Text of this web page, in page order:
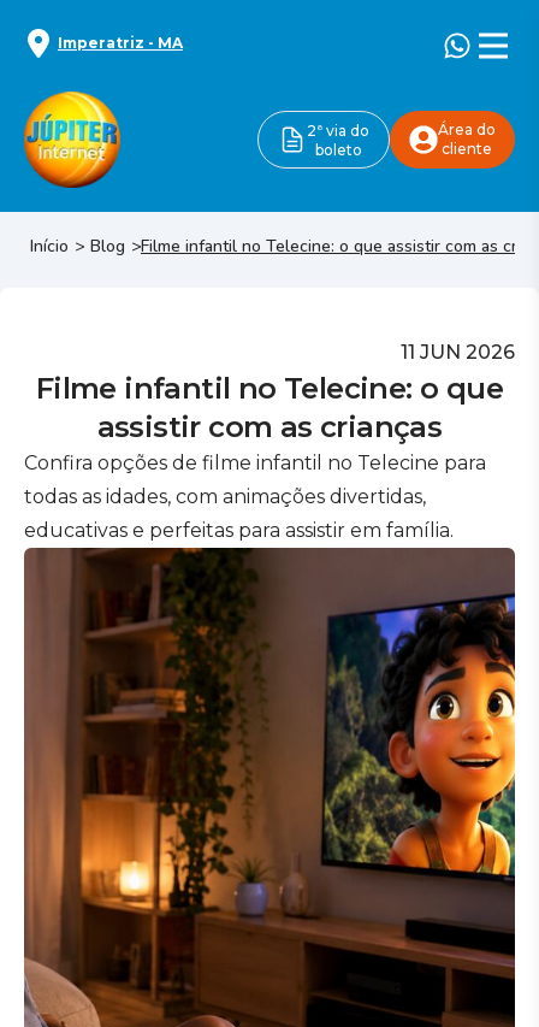
Imperatriz - MA
2ª via do
boleto
Área do
cliente
Início Blog Filme infantil no Telecine: o que assistir com as
11 JUN 2026
Filme infantil no Telecine: o que
assistir com as crianças
Confira opções de filme infantil no Telecine para
todas as idades, com animações divertidas,
educativas e perfeitas para assistir em família.